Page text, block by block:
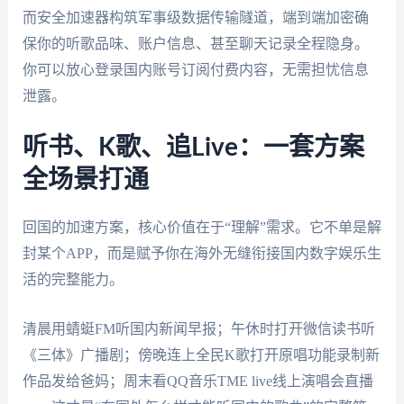
而安全加速器构筑军事级数据传输隧道，端到端加密确
保你的听歌品味、账户信息、甚至聊天记录全程隐身。
你可以放心登录国内账号订阅付费内容，无需担忧信息
泄露。
听书、K歌、追Live：一套方案
全场景打通
回国的加速方案，核心价值在于“理解”需求。它不单是解
封某个APP，而是赋予你在海外无缝衔接国内数字娱乐生
活的完整能力。
清晨用蜻蜓FM听国内新闻早报；午休时打开微信读书听
《三体》广播剧；傍晚连上全民K歌打开原唱功能录制新
作品发给爸妈；周末看QQ音乐TME live线上演唱会直播